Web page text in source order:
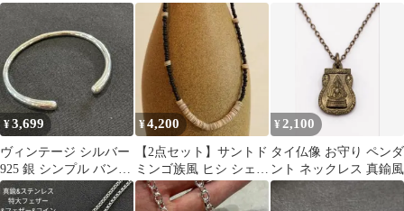
ザー&コイン&フェザ
ー ネックレス
イン フック ブラ
ス ネックレス
テル コイン 喜平
ブレスレット
¥3,699
ヴィンテージ シルバー
925 銀 シンプル バング
ル メンズ レディース
¥4,200
【2点セット】サントド
ミンゴ族風 ヒシ シェル
ビーズ ネックレス ブレ
スレット
¥ 2,100
タイ仏像 お守り ペンダ
ント ネックレス 真鍮風